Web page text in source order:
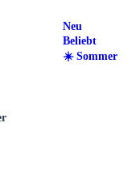
Neu
Beliebt
☀️ Sommer